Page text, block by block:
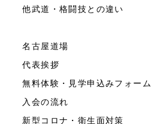
他武道・格闘技との違い
名古屋道場
代表挨拶
無料体験・見学申込みフォーム
入会の流れ
新型コロナ・衛生面対策